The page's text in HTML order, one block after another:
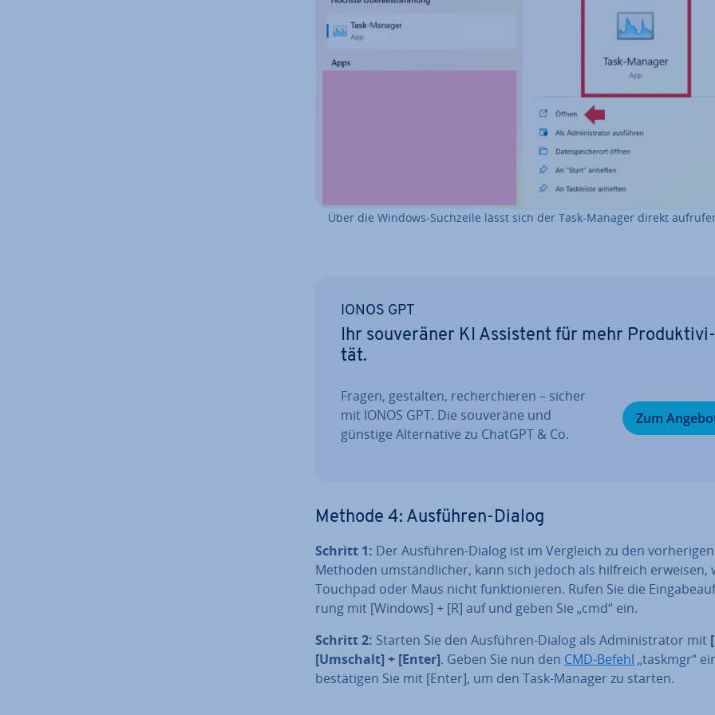
Über die Windows-Suchzeile lässt sich der Task-Manager direkt
IONOS GPT
Ihr sou­ve­rä­ner KI Assistent für mehr Pro­duk­ti­vi­
tät.
Fragen, gestalten, re­cher­chie­ren – sicher
mit IONOS GPT. Die souveräne und
günstige Al­ter­na­ti­ve zu ChatGPT & Co.
Zum
Methode 4: Ausführen-Dialog
Schritt 1: Der Ausführen-Dialog ist im Vergleich zu den vor­he­ri­gen
Methoden um­ständ­li­cher, kann sich jedoch als hilfreich erweisen,
Touchpad oder Maus nicht funk­tio­nie­ren. Rufen Sie die
rung mit [Windows] + [R] auf und geben Sie „cmd“ ein.
Schritt 2: Starten Sie den Ausführen-Dialog als Ad­mi­nis­tra­tor mit
[Umschalt] + [Enter]. Geben Sie nun den CMD-Befehl „taskmgr“
be­stä­ti­gen Sie mit [Enter], um den Task-Manager zu starten.